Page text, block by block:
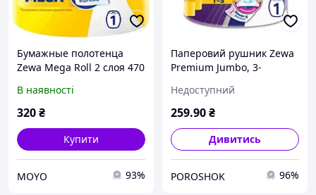
Бумажные полотенца
Zewa Mega Roll 2 слоя 470
В наявності
320₴
Купити
MOYO 93%
Паперовий рушник Zewa
Premium Jumbo, 3-
рулон
Недоступний
259.90₴
Дивитись
POROSHOK 96%